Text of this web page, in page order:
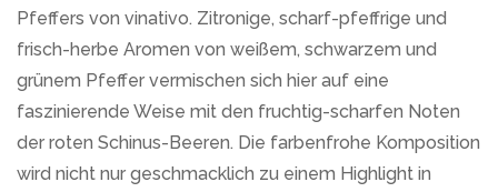
Pfeffers von vinativo. Zitronige, scharf-pfeffrige und
frisch-herbe Aromen von weißem, schwarzem und
grünem Pfeffer vermischen sich hier auf eine
faszinierende Weise mit den fruchtig-scharfen Noten
der roten Schinus-Beeren. Die farbenfrohe Komposition
wird nicht nur geschmacklich zu einem Highlight in